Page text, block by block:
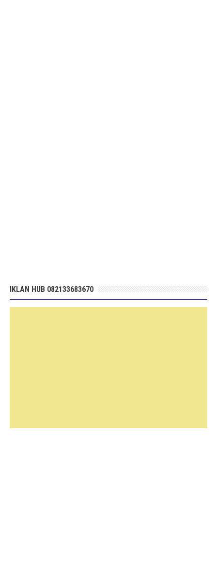
IKLAN HUB 082133683670